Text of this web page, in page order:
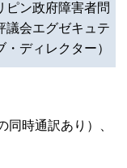
ピン政府障害者問
議会エグゼキュテ
・ディレクター）
時通訳あり）、